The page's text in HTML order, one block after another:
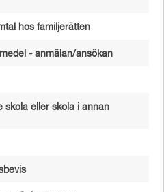
hos familjerätten
- anmälan/ansökan
skola eller skola i annan